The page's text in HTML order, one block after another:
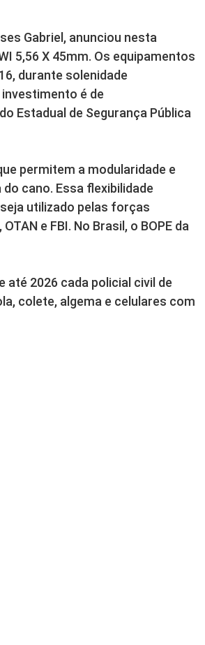
Gabriel, anunciou nesta
5,56 X 45mm. Os equipamentos
durante solenidade
é de
Estadual de Segurança Pública
permitem a modularidade e
cano. Essa flexibilidade
utilizado pelas forças
e FBI. No Brasil, o BOPE da
até 2026 cada policial civil de
colete, algema e celulares com